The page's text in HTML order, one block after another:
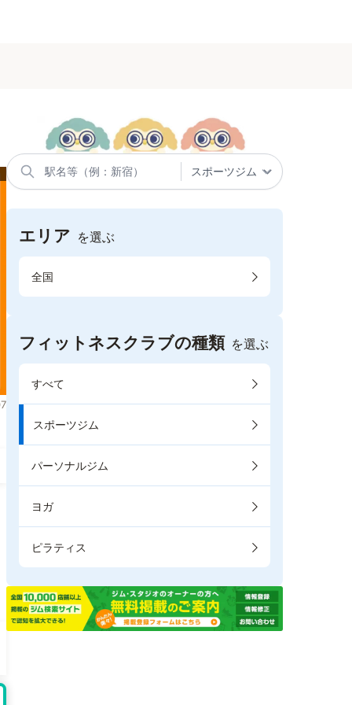
エリア を選ぶ
全国
フィットネスクラブの種類 を選ぶ
すべて
スポーツジム
パーソナルジム
ヨガ
ピラティス